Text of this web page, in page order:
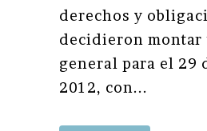
derechos y
decidieron montar
general para el 29
2012, con...